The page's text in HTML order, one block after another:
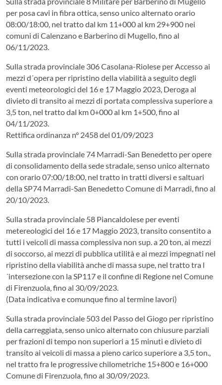
per posa cavi in fibra ottica, senso unico alternato orario
08:00/18:00, nel tratto dal km 11+000 al km 29+900 nei
comuni di Calenzano e Barberino di Mugello, fino al
06/11/2023.
Sulla strada provinciale 306 Casolana-Riolese per Accesso ai
mezzi d´opera per ripristino della viabilità a seguito degli
eventi meteorologici del 16 e 17 Maggio 2023, Deroga al
divieto di transito ai mezzi di portata complessiva superiore a
3,5 ton, nel tratto dal km 0+000 al km 1+500, fino al
04/11/2023.
Rettifica ordinanza n° 2458 del 01/09/2023
Sulla strada provinciale 74 Marradi-San Benedetto per opere
di consolidamento della sede stradale, senso unico alternato
con orario 07:00/18:00, nel tratto in tratti diversi e saltuari
della SP74 Marradi-San Benedetto Comune di Marradi, fino al
20/10/2023.
Sulla strada provinciale 58 Piancaldolese per eventi
metereologici del 16 e 17 Maggio 2023, transito consentito a
tutti i veicoli di massa complessiva non sup. a 20 ton, ai mezzi
di soccorso, ai mezzi di pubblica utilità e ai mezzi impegnati nel
ripristino della viabilità anche di massa supe, nel tratto tra l
´intersezione con la SP117 e il confine di Regione nel Comune
di Firenzuola, fino al 30/09/2023.
(Data indicativa e comunque fino al termine lavori)
Sulla strada provinciale 503 del Passo del Giogo per ripristino
della carreggiata, senso unico alternato con chiusure parziali
per frazioni di tempo non superiori a 15 minuti e divieto di
transito ai veicoli di massa a pieno carico superiore a 3,5 ton.,
nel tratto fra le progressive chilometriche 15+800 e 16+000
Comune di Firenzuola, fino al 30/09/2023.